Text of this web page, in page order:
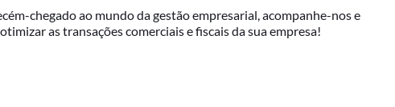
chegado ao mundo da gestão empresarial, acompanhe-nos e
as transações comerciais e fiscais da sua empresa!